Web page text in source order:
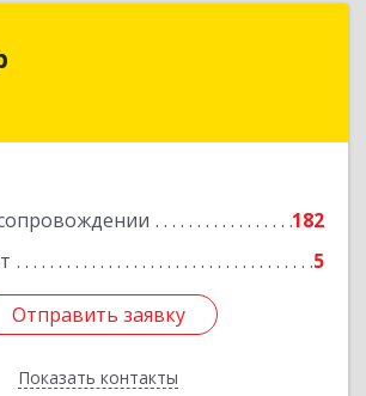
182
5
Отправить заявку
Показать контакты
обл, Ковров г, Барсукова
Отправить заявку
Назад